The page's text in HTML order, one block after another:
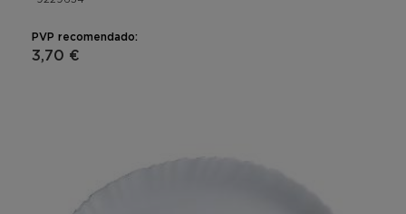
PVP recomendado:
3,70 €